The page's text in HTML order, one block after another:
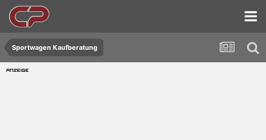
Sportwagen Kaufberatung